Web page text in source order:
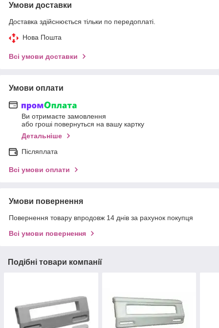
Умови доставки
Доставка здійснюється тільки по передоплаті.
Нова Пошта
Всі умови доставки
Умови оплати
Ви отримаєте замовлення
або гроші повернуться на вашу картку
Детальніше
Післяплата
Всі умови оплати
Умови повернення
Повернення товару впродовж 14 днів за рахунок покупця
Всі умови повернення
Подібні товари компанії